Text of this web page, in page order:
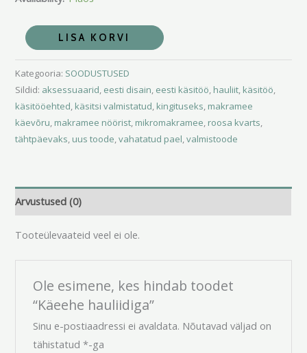
LISA KORVI
Kategooria: SOODUSTUSED
Sildid: aksessuaarid, eesti disain, eesti käsitöö, hauliit, käsitöö,
käsitööehted, käsitsi valmistatud, kingituseks, makramee
käevõru, makramee nöörist, mikromakramee, roosa kvarts,
tähtpäevaks, uus toode,vahatatud pael,valmistoode
Arvustused (0)
Tooteülevaateid veel ei ole.
Ole esimene, kes hindab toodet
“Käeehe hauliidiga”
Sinu e-postiaadressi ei avaldata. Nõutavad väljad on
tähistatud *-ga